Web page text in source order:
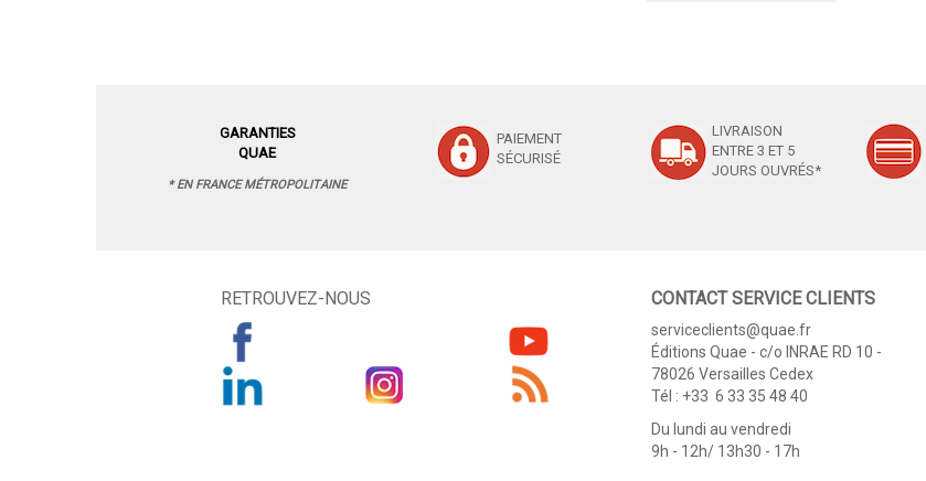
GARANTIES
QUAE
* EN FRANCE MÉTROPOLITAINE
PAIEMENT
SÉCURISÉ
LIVRAISON
ENTRE 3 ET 5
JOURS OUVRÉS*
RETROUVEZ-NOUS CONTACT SERVICE CLIENTS
serviceclients@quae.fr
Éditions Quae - c/o INRAE RD 10 -
78026 Versailles Cedex
Tél : +33 6 33 35 48 40
Du lundi au vendredi
9h - 12h/ 13h30 - 17h